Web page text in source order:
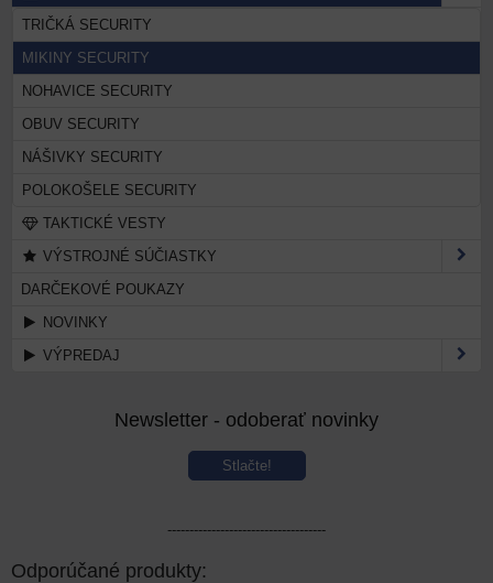
TRIČKÁ SECURITY
MIKINY SECURITY
NOHAVICE SECURITY
OBUV SECURITY
NÁŠIVKY SECURITY
POLOKOŠELE SECURITY
TAKTICKÉ VESTY
VÝSTROJNÉ SÚČIASTKY
DARČEKOVÉ POUKAZY
NOVINKY
VÝPREDAJ
Newsletter - odoberať novinky
Stlačte!
------------------------------------
Odporúčané produkty: